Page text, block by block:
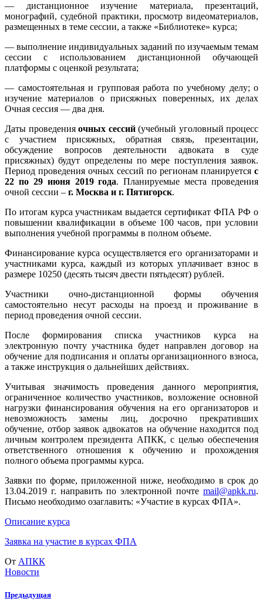
— дистанционное изучение материала, презентаций,
монографий, судебной практики, просмотр видеоматериалов,
размещенных в теме сессии, а также «Библиотеке» курса;
— выполнение индивидуальных заданий по изучаемым темам
сессии с использованием дистанционной обучающей
платформы с оценкой результата;
— самостоятельная и групповая работа по учебному делу; о
изучение материалов о присяжных поверенных, их делах
Очная сессия — два дня.
Даты проведения очных сессий(учебный уголовный процесс
с участием присяжных, обратная связь, презентации,
обсуждение вопросов деятельности адвоката в суде
присяжных) будут определены по мере поступления заявок.
Период проведения очных сессий по регионам планируется с
22 по 29 июня 2019 года. Планируемые места проведения
очной сессии – г. Москва и г. Пятигорск.
По итогам курса участникам выдается сертификат ФПА РФ о
повышении квалификации в объеме 100 часов, при условии
выполнения учебной программы в полном объеме.
Финансирование курса осуществляется его организаторами и
участниками курса, каждый из которых уплачивает взнос в
размере 10250 (десять тысяч двести пятьдесят) рублей.
Участники очно-дистанционной формы обучения
самостоятельно несут расходы на проезд и проживание в
период проведения очной сессии.
После формирования списка участников курса на
электронную почту участника будет направлен договор на
обучение для подписания и оплаты организационного взноса,
а также инструкция о дальнейших действиях.
Учитывая значимость проведения данного мероприятия,
ограниченное количество участников, возложение основной
нагрузки финансирования обучения на его организаторов и
невозможность замены лиц, досрочно прекративших
обучение, отбор заявок адвокатов на обучение находится под
личным контролем президента АПКК, с целью обеспечения
ответственного отношения к обучению и прохождения
полного объема программы курса.
Заявки по форме, приложенной ниже, необходимо в срок до
13.04.2019 г. направить по электронной почте mail@apkk.ru.
Письмо необходимо озаглавить: «Участие в курсах ФПА».
Описание курса
Заявка на участие в курсах ФПА
От АПКК
Новости
Предыдущая